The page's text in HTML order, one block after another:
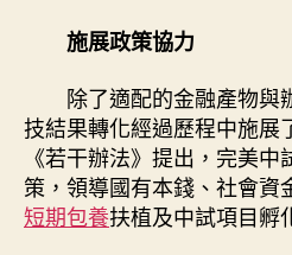
施展政策協力
除了適配的金融產物與
技結果轉化經過歷程中施展
《若干辦法》提出，完美
策，領導國有本錢、社會資
短期包養扶植及中試項目孵